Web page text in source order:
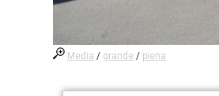
Media / grande / piena